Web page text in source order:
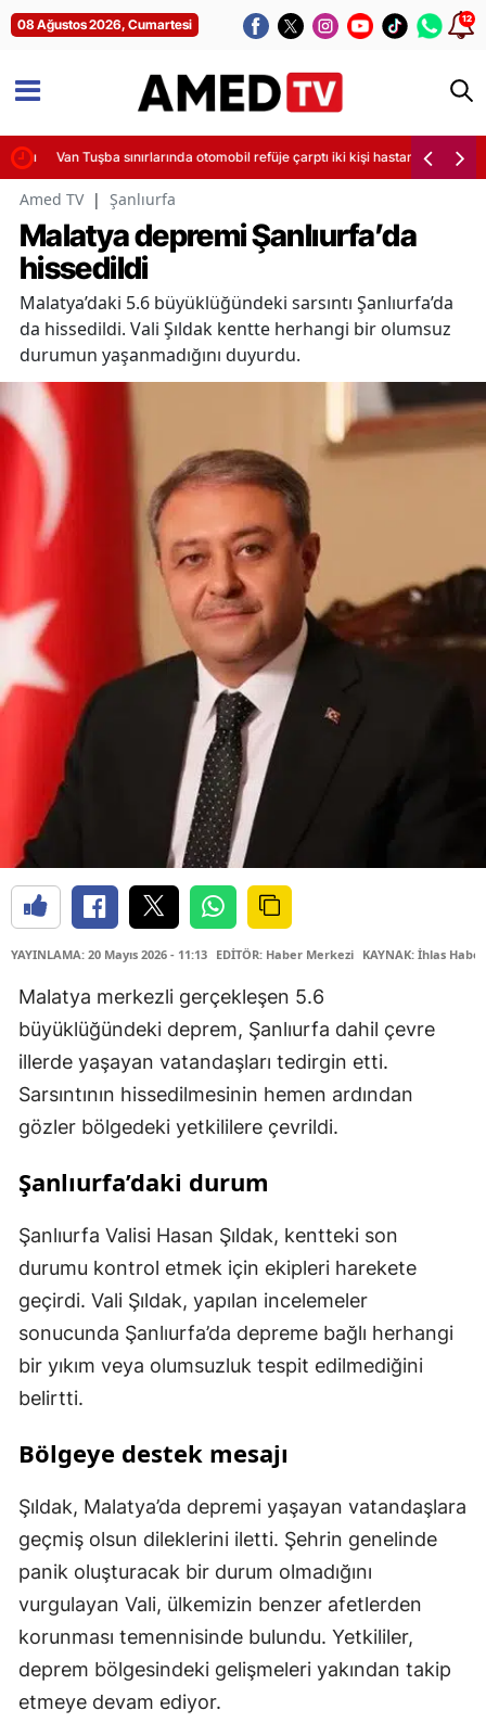
08 Ağustos 2026, Cumartesi 12
Van Tuşba sınırlarında otomobil refüje çarptı iki kişi hastaneye kaldırıldı
Amed TV | Şanlıurfa
Malatya depremi Şanlıurfa’da
hissedildi
Malatya’daki 5.6 büyüklüğündeki sarsıntı Şanlıurfa’da
da hissedildi. Vali Şıldak kentte herhangi bir olumsuz
durumun yaşanmadığını duyurdu.
YAYINLAMA: 20 Mayıs 2026 - 11:13 EDİTÖR: Haber Merkezi KAYNAK: İhlas
Malatya merkezli gerçekleşen 5.6
büyüklüğündeki deprem, Şanlıurfa dahil çevre
illerde yaşayan vatandaşları tedirgin etti.
Sarsıntının hissedilmesinin hemen ardından
gözler bölgedeki yetkililere çevrildi.
Şanlıurfa’daki durum
Şanlıurfa Valisi Hasan Şıldak, kentteki son
durumu kontrol etmek için ekipleri harekete
geçirdi. Vali Şıldak, yapılan incelemeler
sonucunda Şanlıurfa’da depreme bağlı herhangi
bir yıkım veya olumsuzluk tespit edilmediğini
belirtti.
Bölgeye destek mesajı
Şıldak, Malatya’da depremi yaşayan vatandaşlara
geçmiş olsun dileklerini iletti. Şehrin genelinde
panik oluşturacak bir durum olmadığını
vurgulayan Vali, ülkemizin benzer afetlerden
korunması temennisinde bulundu. Yetkililer,
deprem bölgesindeki gelişmeleri yakından takip
etmeye devam ediyor.